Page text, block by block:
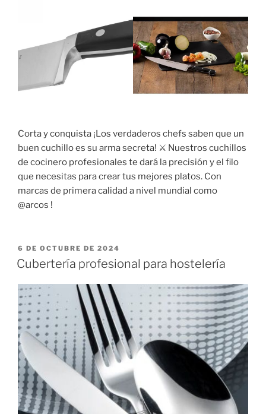
Corta y conquista ¡Los verdaderos chefs saben que un
buen cuchillo es su arma secreta! ⚔️ Nuestros cuchillos
de cocinero profesionales te dará la precisión y el filo
que necesitas para crear tus mejores platos. Con
marcas de primera calidad a nivel mundial como
@arcos !
PUBLICADO
EL
6 DE OCTUBRE DE 2024
Cubertería profesional para hostelería